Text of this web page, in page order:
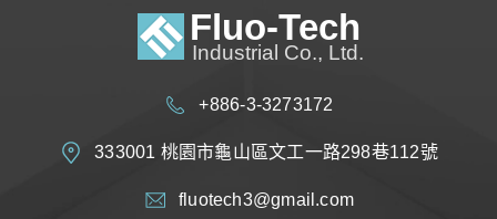
+886-3-3273172
333001 桃園市龜山區文工一路298巷112號
fluotech3@gmail.com